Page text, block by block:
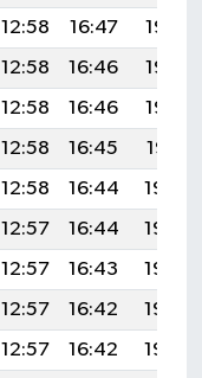
12:58 16:47
19:55
12:58 16:46
19:53
12:58 16:46
19:52
12:58 16:45
19:51
12:58 16:44
19:49
12:57 16:44
19:48
12:57 16:43
19:46
12:57 16:42
19:45
12:57 16:42
19:44